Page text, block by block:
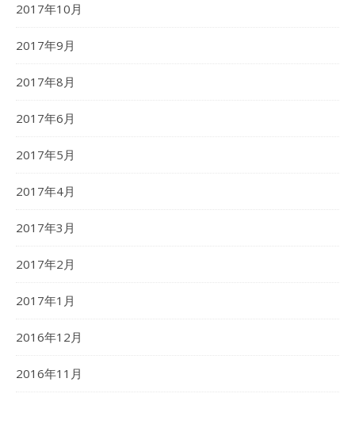
2017年10月
2017年9月
2017年8月
2017年6月
2017年5月
2017年4月
2017年3月
2017年2月
2017年1月
2016年12月
2016年11月